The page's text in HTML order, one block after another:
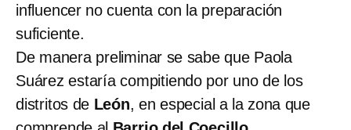
influencer no cuenta con la preparación
suficiente.
De manera preliminar se sabe que Paola
Suárez estaría compitiendo por uno de los
distritos de León, en especial a la zona que